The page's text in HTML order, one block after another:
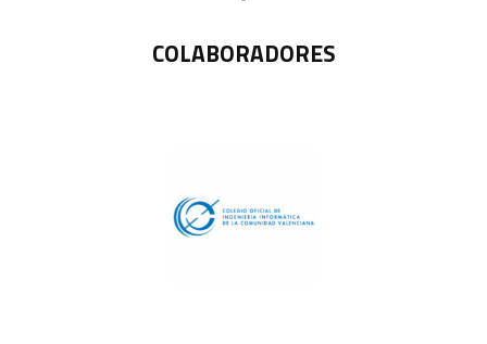
COLABORADORES